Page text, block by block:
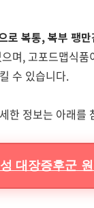
로 복통, 복부 팽
며, 고포드맵식
수 있습니다.
한 정보는 아래
대장증후군